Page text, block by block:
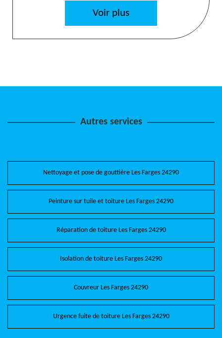
Voir plus
Autres services
Nettoyage et pose de gouttière Les Farges 24290
Peinture sur tuile et toiture Les Farges 24290
Réparation de toiture Les Farges 24290
Isolation de toiture Les Farges 24290
Couvreur Les Farges 24290
Urgence fuite de toiture Les Farges 24290